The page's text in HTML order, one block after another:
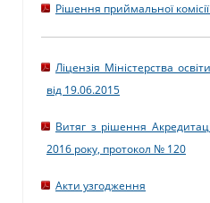
Рішення приймальної
Ліцензія Міністерства
від 19.06.2015
Витяг з рішення
2016 року, протокол № 120
Акти узгодження